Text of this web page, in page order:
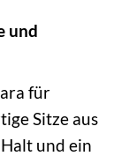
und
für
Sitze aus
und ein